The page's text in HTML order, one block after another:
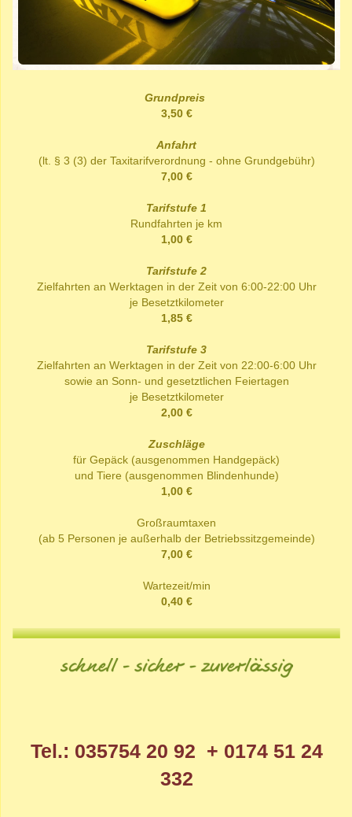
Grundpreis
3,50 €
Anfahrt
(lt. § 3 (3) der Taxitarifverordnung - ohne Grundgebühr)
7,00 €
Tarifstufe 1
Rundfahrten je km
1,00 €
Tarifstufe 2
Zielfahrten an Werktagen in der Zeit von 6:00-22:00 Uhr
je Besetztkilometer
1,85 €
Tarifstufe 3
Zielfahrten an Werktagen in der Zeit von 22:00-6:00 Uhr
sowie an Sonn- und gesetztlichen Feiertagen
je Besetztkilometer
2,00 €
Zuschläge
für Gepäck (ausgenommen Handgepäck)
und Tiere (ausgenommen Blindenhunde)
1,00 €
Großraumtaxen
(ab 5 Personen je außerhalb der Betriebssitzgemeinde)
7,00 €
Wartezeit/min
0,40 €
Tel.: 035754 20 92 + 0174 51 24
332